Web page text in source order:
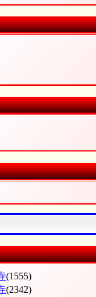
(1555)
(2342)